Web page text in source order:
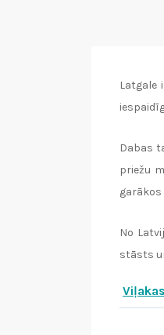
Latgale
Dabas
priežu
garākos
No
stāsts